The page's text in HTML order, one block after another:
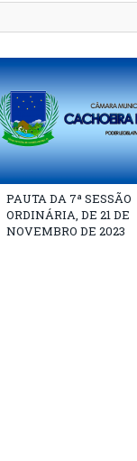
PAUTA DA 7ª SESSÃO
ORDINÁRIA, DE 21 DE
NOVEMBRO DE 2023